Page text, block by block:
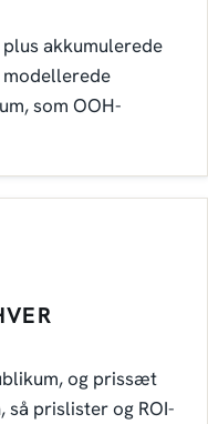
akkumulerede
som OOH-
og prissæt
prislister og ROI-